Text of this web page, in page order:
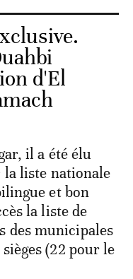
d'El
il a été élu
la liste nationale
et bon
la liste de
des municipales
(22 pour le